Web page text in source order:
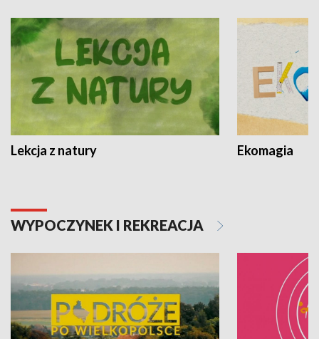
Lekcja z natury Ekomagia
WYPOCZYNEK I REKREACJA